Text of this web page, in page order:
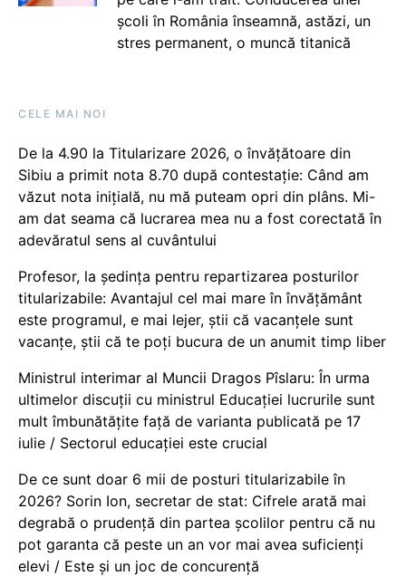
școli în România înseamnă, astăzi, un
stres permanent, o muncă titanică
CELE MAI NOI
De la 4.90 la Titularizare 2026, o învățătoare din
Sibiu a primit nota 8.70 după contestație: Când am
văzut nota inițială, nu mă puteam opri din plâns. Mi-
am dat seama că lucrarea mea nu a fost corectată în
adevăratul sens al cuvântului
Profesor, la ședința pentru repartizarea posturilor
titularizabile: Avantajul cel mai mare în învățământ
este programul, e mai lejer, știi că vacanțele sunt
vacanţe, știi că te poți bucura de un anumit timp liber
Ministrul interimar al Muncii Dragos Pîslaru: În urma
ultimelor discuții cu ministrul Educației lucrurile sunt
mult îmbunătățite față de varianta publicată pe 17
iulie / Sectorul educației este crucial
De ce sunt doar 6 mii de posturi titularizabile în
2026? Sorin Ion, secretar de stat: Cifrele arată mai
degrabă o prudență din partea școlilor pentru că nu
pot garanta că peste un an vor mai avea suficienți
elevi / Este și un joc de concurență